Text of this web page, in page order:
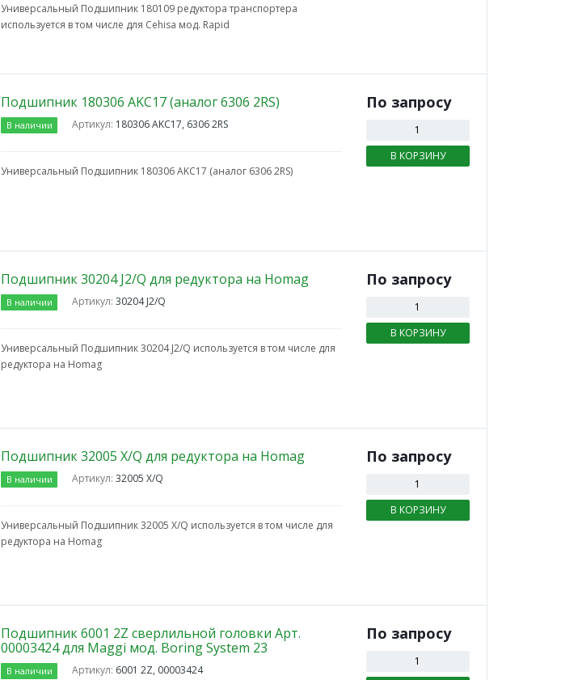
Универсальный Подшипник 180109 редуктора транспортера
используется в том числе для Cehisa мод. Rapid
Подшипник 180306 AKC17 (аналог 6306 2RS)
В наличии Артикул: 180306 AKC17, 6306 2RS
Универсальный Подшипник 180306 AKC17 (аналог 6306 2RS)
По запросу
В КОРЗИНУ
Подшипник 30204 J2/Q для редуктора на Homag
В наличии Артикул:30204 J2/Q
Универсальный Подшипник 30204 J2/Q используется в том числе для
редуктора на Homag
По запросу
В КОРЗИНУ
Подшипник 32005 X/Q для редуктора на Homag
В наличии Артикул:32005 X/Q
Универсальный Подшипник 32005 X/Q используется в том числе для
редуктора на Homag
По запросу
В КОРЗИНУ
Подшипник 6001 2Z сверлильной головки Арт.
00003424 для Maggi мод. Boring System 23
В наличии Артикул: 6001 2Z, 00003424
По запросу